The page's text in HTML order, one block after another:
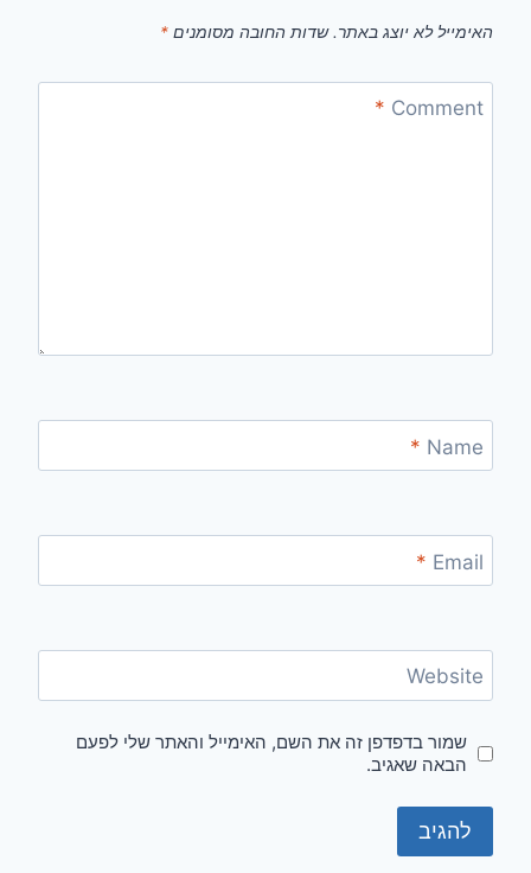
האימייל לא יוצג באתר. שדות החובה מסומנים *
Comment
*
Name
*
Email
*
Website
שמור בדפדפן זה את השם, האימייל והאתר שלי לפעם
הבאה שאגיב.